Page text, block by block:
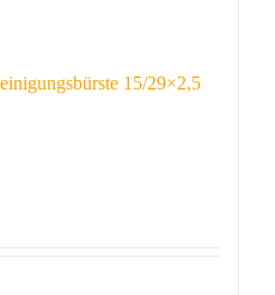
15/29×2,5